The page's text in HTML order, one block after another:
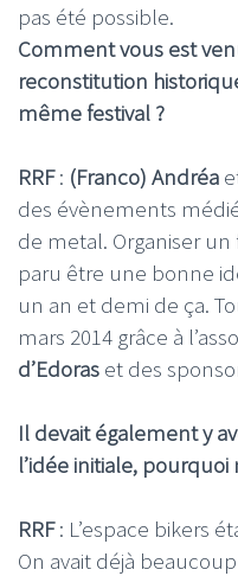
pas été possible.
Comment vous est
reconstitution
même festival ?
RRF: (Franco) Andréa
des évènements
de metal. Organiser un
paru être une bonne
un an et demi de ça.
mars 2014 grâce à
d’Edoras et des
Il devait également y
l’idée initiale, pourquoi
RRF: L’espace bikers
On avait déjà